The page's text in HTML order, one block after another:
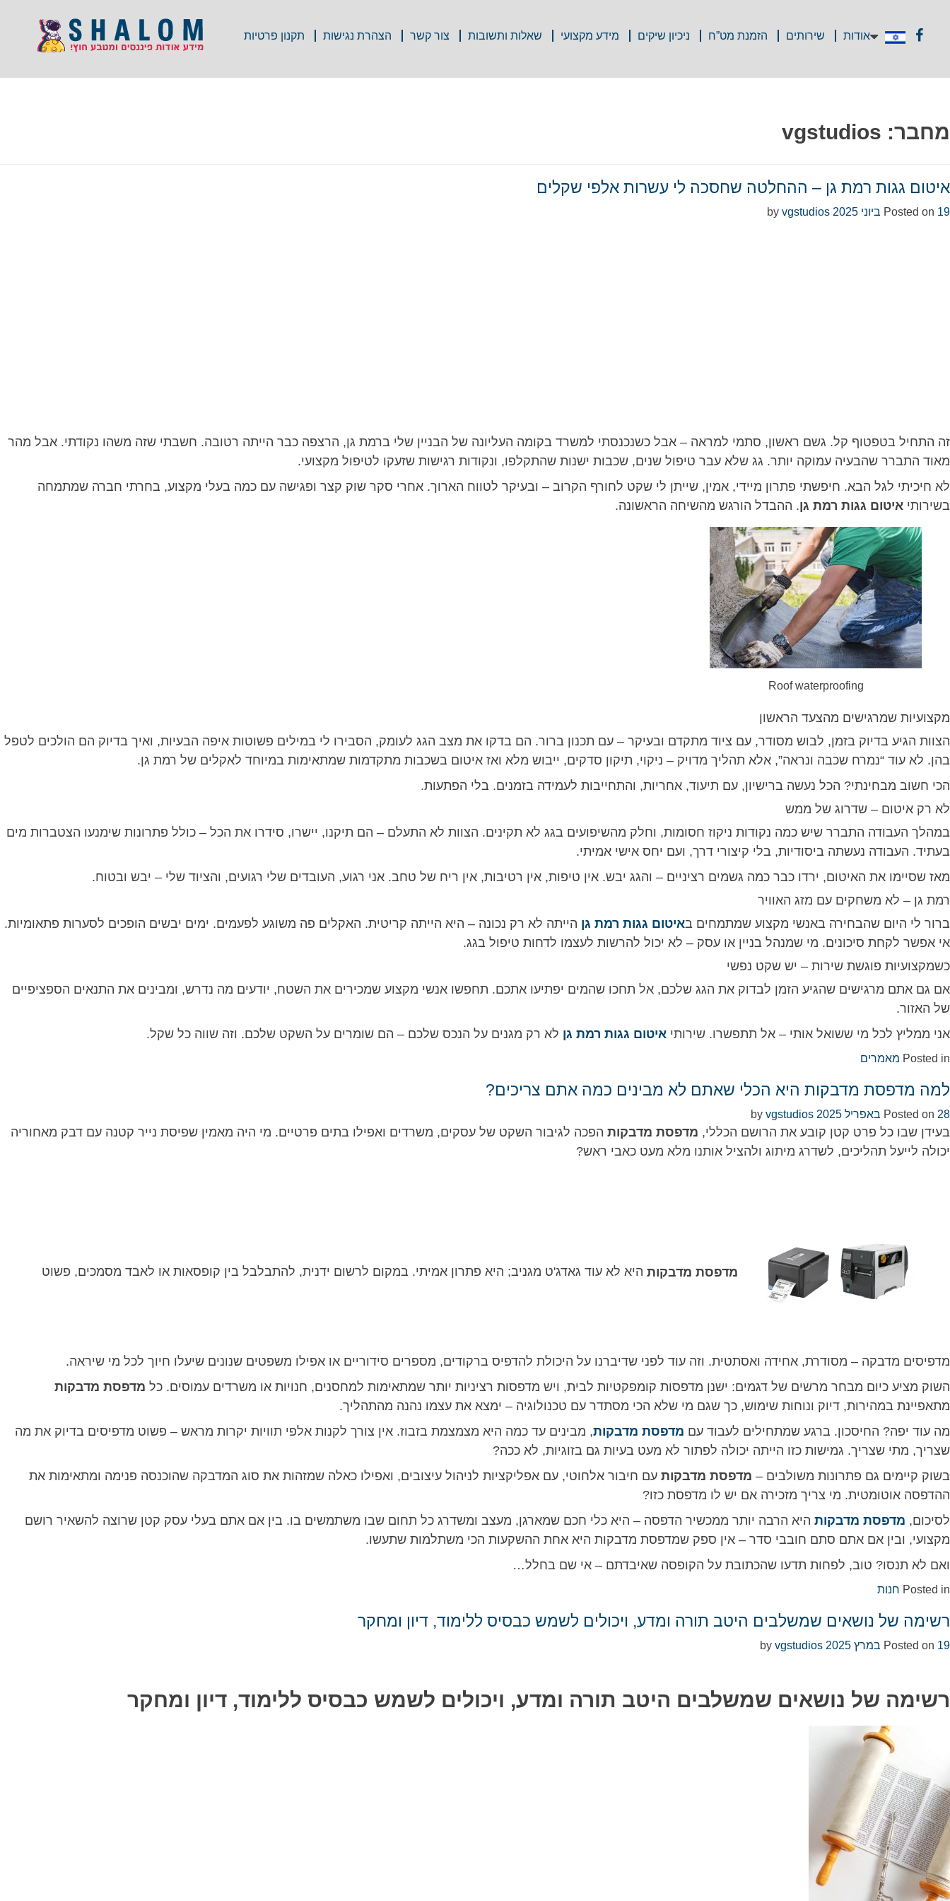
אודות שירותים הזמנת מט”ח ניכיון שיקים מידע מקצועי שאלות ותשובות צור קשר הצהרת נגישות תקנון פרטיות
מחבר: vgstudios
איטום גגות רמת גן – ההחלטה שחסכה לי עשרות אלפי שקלים
Posted on 19 ביוני 2025 vgstudios
זה התחיל בטפטוף קל. גשם ראשון, סתמי למראה – אבל כשנכנסתי למשרד בקומה העליונה של הבניין שלי ברמת גן, הרצפה כבר הייתה רטובה. חשבתי שזה משהו נקודתי. אבל מהר
מאוד התברר שהבעיה עמוקה יותר. גג שלא עבר טיפול שנים, שכבות ישנות שהתקלפו, ונקודות רגישות שזעקו לטיפול מקצועי.
לא חיכיתי לגל הבא. חיפשתי פתרון מיידי, אמין, שייתן לי שקט לחורף הקרוב – ובעיקר לטווח הארוך. אחרי סקר שוק קצר ופגישה עם כמה בעלי מקצוע, בחרתי חברה שמתמחה
בשירותי איטום גגות רמת גן. ההבדל הורגש מהשיחה הראשונה.
Roof waterproofing
מקצועיות שמרגישים מהצעד הראשון
הצוות הגיע בדיוק בזמן, לבוש מסודר, עם ציוד מתקדם ובעיקר – עם תכנון ברור. הם בדקו את מצב הגג לעומק, הסבירו לי במילים פשוטות איפה הבעיות, ואיך בדיוק הם הולכים לטפל
בהן. לא עוד “נמרח שכבה ונראה”, אלא תהליך מדויק – ניקוי, תיקון סדקים, ייבוש מלא ואז איטום בשכבות מתקדמות שמתאימות במיוחד לאקלים של רמת גן.
הכי חשוב מבחינתי? הכל נעשה ברישיון, עם תיעוד, אחריות, והתחייבות לעמידה בזמנים. בלי הפתעות.
לא רק איטום – שדרוג של ממש
במהלך העבודה התברר שיש כמה נקודות ניקוז חסומות, וחלק מהשיפועים בגג לא תקינים. הצוות לא התעלם – הם תיקנו, יישרו, סידרו את הכל – כולל פתרונות שימנעו הצטברות מים
בעתיד. העבודה נעשתה ביסודיות, בלי קיצורי דרך, ועם יחס אישי אמיתי.
מאז שסיימו את האיטום, ירדו כבר כמה גשמים רציניים – והגג יבש. אין טיפות, אין רטיבות, אין ריח של טחב. אני רגוע, העובדים שלי רגועים, והציוד שלי – יבש ובטוח.
רמת גן – לא משחקים עם מזג האוויר
ברור לי היום שהבחירה באנשי מקצוע שמתמחים באיטום גגות רמת גן הייתה לא רק נכונה – היא הייתה קריטית. האקלים פה משוגע לפעמים. ימים יבשים הופכים לסערות פתאומיות.
אי אפשר לקחת סיכונים. מי שמנהל בניין או עסק – לא יכול להרשות לעצמו לדחות טיפול בגג.
כשמקצועיות פוגשת שירות – יש שקט נפשי
אם גם אתם מרגישים שהגיע הזמן לבדוק את הגג שלכם, אל תחכו שהמים יפתיעו אתכם. תחפשו אנשי מקצוע שמכירים את השטח, יודעים מה נדרש, ומבינים את התנאים הספציפיים
של האזור.
אני ממליץ לכל מי ששואל אותי – אל תתפשרו. שירותי איטום גגות רמת גן לא רק מגנים על הנכס שלכם – הם שומרים על השקט שלכם. וזה שווה כל שקל.
Posted in מאמרים
למה מדפסת מדבקות היא הכלי שאתם לא מבינים כמה אתם צריכים?
Posted on 28 באפריל 2025 vgstudios
בעידן שבו כל פרט קטן קובע את הרושם הכללי, מדפסת מדבקות הפכה לגיבור השקט של עסקים, משרדים ואפילו בתים פרטיים. מי היה מאמין שפיסת נייר קטנה עם דבק מאחוריה
יכולה לייעל תהליכים, לשדרג מיתוג ולהציל אותנו מלא מעט כאבי ראש?
מדפסת מדבקות היא לא עוד גאדג'ט מגניב; היא פתרון אמיתי. במקום לרשום ידנית, להתבלבל בין קופסאות או לאבד מסמכים, פשוט
מדפיסים מדבקה – מסודרת, אחידה ואסתטית. וזה עוד לפני שדיברנו על היכולת להדפיס ברקודים, מספרים סידוריים או אפילו משפטים שנונים שיעלו חיוך לכל מי שיראה.
השוק מציע כיום מבחר מרשים של דגמים: ישנן מדפסות קומפקטיות לבית, ויש מדפסות רציניות יותר שמתאימות למחסנים, חנויות או משרדים עמוסים. כל מדפסת מדבקות
מתאפיינת במהירות, דיוק ונוחות שימוש, כך שגם מי שלא הכי מסתדר עם טכנולוגיה – ימצא את עצמו נהנה מהתהליך.
מה עוד יפה? החיסכון. ברגע שמתחילים לעבוד עם מדפסת מדבקות, מבינים עד כמה היא מצמצמת בזבוז. אין צורך לקנות אלפי תוויות יקרות מראש – פשוט מדפיסים בדיוק את מה
שצריך, מתי שצריך. גמישות כזו הייתה יכולה לפתור לא מעט בעיות גם בזוגיות, לא ככה?
בשוק קיימים גם פתרונות משולבים – מדפסת מדבקות עם חיבור אלחוטי, עם אפליקציות לניהול עיצובים, ואפילו כאלה שמזהות את סוג המדבקה שהוכנסה פנימה ומתאימות את
ההדפסה אוטומטית. מי צריך מזכירה אם יש לו מדפסת כזו?
לסיכום, מדפסת מדבקות היא הרבה יותר ממכשיר הדפסה – היא כלי חכם שמארגן, מעצב ומשדרג כל תחום שבו משתמשים בו. בין אם אתם בעלי עסק קטן שרוצה להשאיר רושם
מקצועי, ובין אם אתם סתם חובבי סדר – אין ספק שמדפסת מדבקות היא אחת ההשקעות הכי משתלמות שתעשו.
ואם לא תנסו? טוב, לפחות תדעו שהכתובת על הקופסה שאיבדתם – אי שם בחלל…
Posted in חנות
רשימה של נושאים שמשלבים היטב תורה ומדע, ויכולים לשמש כבסיס ללימוד, דיון ומחקר
Posted on 19 במרץ 2025 vgstudios
רשימה של נושאים שמשלבים היטב תורה ומדע, ויכולים לשמש כבסיס ללימוד, דיון ומחקר